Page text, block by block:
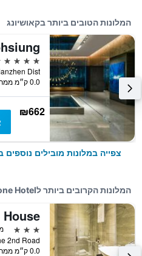
המלונות הטובים ביותר בקאושיונג
5 כוכבים
0.0 ק״מ ממרכז העיר
₪662
צפייה במלונות מובילים נוספים
המלונות הקרובים ביותר לSkyone Hotel
3 כוכבים
0.0 ק״מ ממרכז העיר